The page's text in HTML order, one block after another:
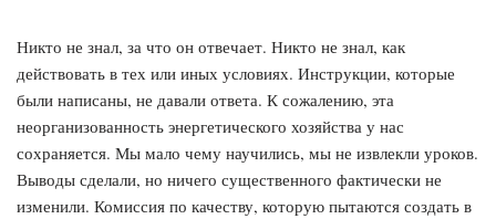
Никто не знал, за что он отвечает. Никто не знал, как
действовать в тех или иных условиях. Инструкции, которые
были написаны, не давали ответа. К сожалению, эта
неорганизованность энергетического хозяйства у нас
сохраняется. Мы мало чему научились, мы не извлекли уроков.
Выводы сделали, но ничего существенного фактически не
изменили. Комиссия по качеству, которую пытаются создать в